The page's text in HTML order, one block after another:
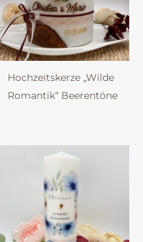
Hochzeitskerze „Wilde
Romantik“ Beerentöne